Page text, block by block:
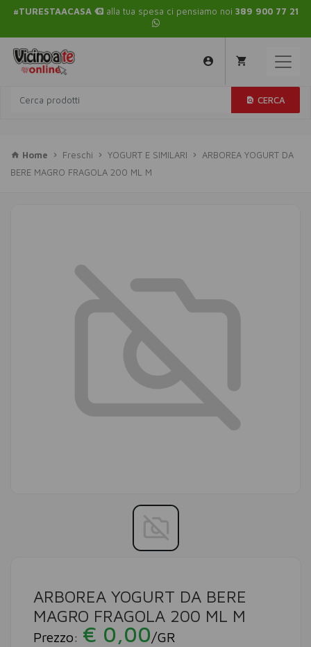
#TURESTAACASA alla tua spesa ci pensiamo noi 389 900 77 21
CERCA
Home Freschi YOGURT E SIMILARI
ARBOREA YOGURT DA
BERE MAGRO FRAGOLA 200 ML M
ARBOREA YOGURT DA BERE
MAGRO FRAGOLA 200 ML M
Prezzo: € 0,00/GR